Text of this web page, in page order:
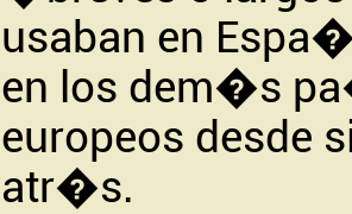
usaban en
en los dem�s
europeos desde
atr�s.